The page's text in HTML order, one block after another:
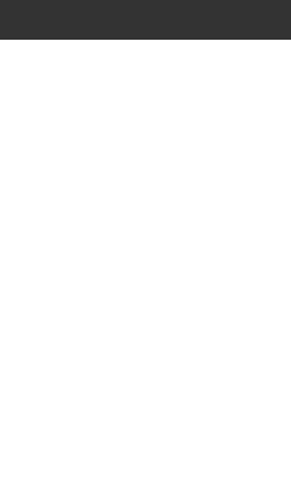
Staj Başvurusu – Muhasebe Stajyeri